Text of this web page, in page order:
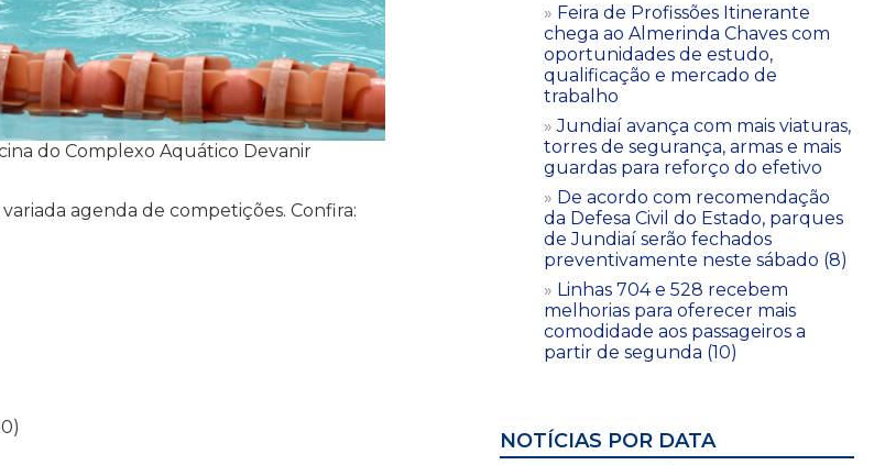
do Complexo Aquático Devanir
agenda de competições. Confira:
Feira de Profissões Itinerante
chega ao Almerinda Chaves com
oportunidades de estudo,
qualificação e mercado de
trabalho
Jundiaí avança com mais viaturas,
torres de segurança, armas e mais
guardas para reforço do efetivo
De acordo com recomendação
da Defesa Civil do Estado, parques
de Jundiaí serão fechados
preventivamente neste sábado (8)
Linhas 704 e 528 recebem
melhorias para oferecer mais
comodidade aos passageiros a
partir de segunda (10)
NOTÍCIAS POR DATA